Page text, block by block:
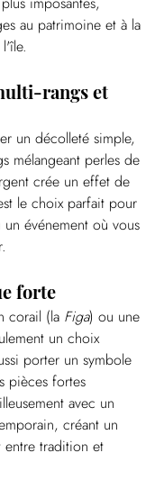
au patrimoine et à la
rangs et
un décolleté simple,
mélangeant perles de
crée un effet de
le choix parfait pour
événement où vous
forte
corail (la Figa) ou une
un choix
porter un symbole
pièces fortes
avec un
créant un
entre tradition et